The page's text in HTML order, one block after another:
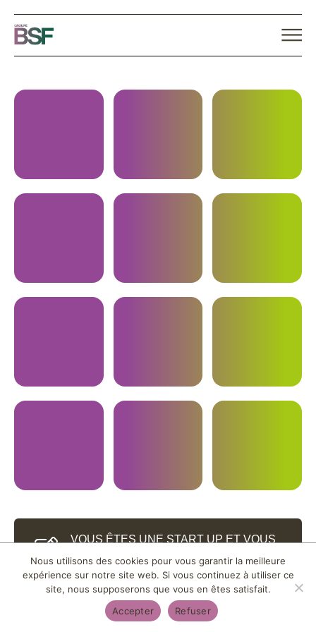
VOUS ÊTES UNE START UP ET VOUS
AIMERIEZ ÊTRE ACCOMPAGNÉE ?
Nous utilisons des cookies pour vous garantir la meilleure
expérience sur notre site web. Si vous continuez à utiliser ce
site, nous supposerons que vous en êtes satisfait.
Accepter
Refuser